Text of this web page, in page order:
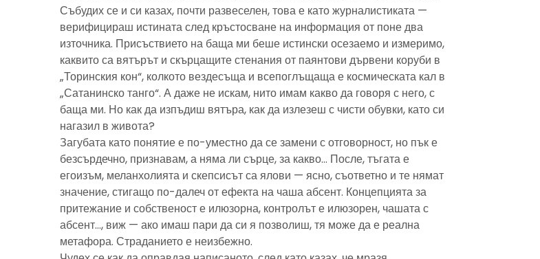
Събудих се и си казах, почти развеселен, това е като журналистиката —
верифицираш истината след кръстосване на информация от поне два
източника. Присъствието на баща ми беше истински осезаемо и измеримо,
каквито са вятърът и скърцащите стенания от паянтови дървени коруби в
„Торинския кон“, колкото вездесъща и всепоглъщаща е космическата кал в
„Сатанинско танго“. А даже не искам, нито имам какво да говоря с него, с
баща ми. Но как да изпъдиш вятъра, как да излезеш с чисти обувки, като си
нагазил в живота?
Загубата като понятие е по-уместно да се замени с отговорност, но пък е
безсърдечно, признавам, а няма ли сърце, за какво… После, тъгата е
егоизъм, меланхолията и скепсисът са ялови — ясно, съответно и те нямат
значение, стигащо по-далеч от ефекта на чаша абсент. Концепцията за
притежание и собственост е илюзорна, контролът е илюзорен, чашата с
абсент…, виж — ако имаш пари да си я позволиш, тя може да е реална
метафора. Страданието е неизбежно.